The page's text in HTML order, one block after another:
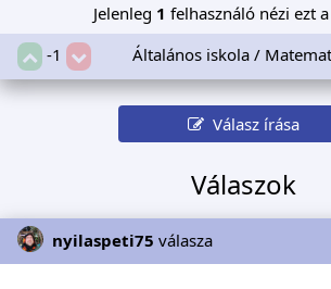
Jelenleg 1 felhasználó nézi ezt
-1
Általános iskola /
Válasz írása
Válaszok
nyilaspeti75 válasza